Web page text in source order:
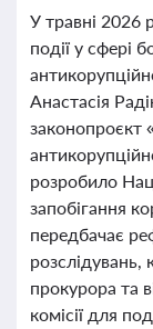
У травні 2026
події у сфері
Анастасія
законопроєкт
розробило
запобігання
передбачає
розслідувань,
прокурора та
комісії для